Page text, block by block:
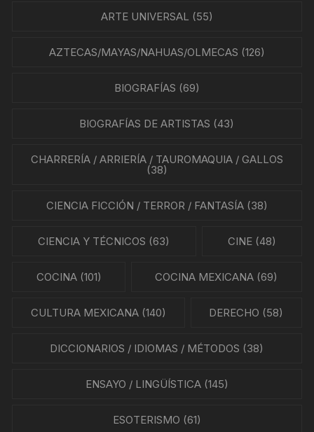
ARTE UNIVERSAL (55)
AZTECAS/MAYAS/NAHUAS/OLMECAS (126)
BIOGRAFÍAS (69)
BIOGRAFÍAS DE ARTISTAS (43)
CHARRERÍA / ARRIERÍA / TAUROMAQUIA / GALLOS
(38)
CIENCIA FICCIÓN / TERROR / FANTASÍA(38)
CIENCIA Y TÉCNICOS (63) CINE(48)
COCINA(101) COCINA MEXICANA (69)
CULTURA MEXICANA(140) DERECHO (58)
DICCIONARIOS / IDIOMAS / MÉTODOS (38)
ENSAYO / LINGÜÍSTICA(145)
ESOTERISMO (61)